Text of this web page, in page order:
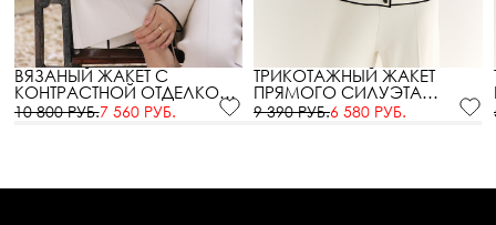
ВЯЗАНЫЙ ЖАКЕТ С
КОНТРАСТНОЙ ОТДЕЛКОЙ
МОЛОЧНО-ЧЕРНОГО ЦВЕТА
10 800 РУБ.7 560 РУБ.
ТРИКОТАЖНЫЙ ЖАКЕТ
ПРЯМОГО СИЛУЭТА
МОЛОЧНОГО ЦВЕТА
9 390 РУБ.6 580 РУБ.